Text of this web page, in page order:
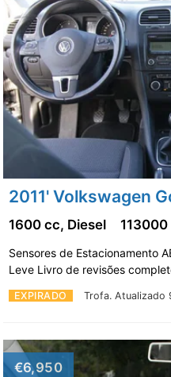
EXPIRADO Trofa. Atualizado
1600 cc, Diesel 113000
Sensores de Estacionamento
Leve Livro de revisões
€6,950